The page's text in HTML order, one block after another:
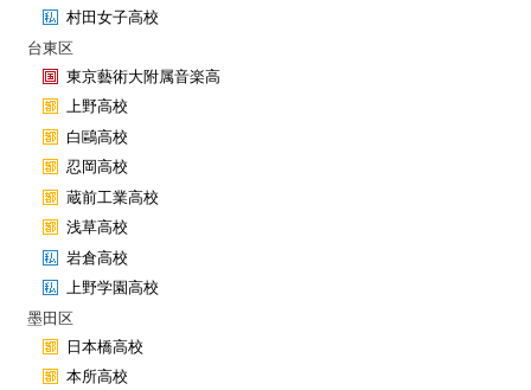
村田女子高校
台東区
東京藝術大附属音楽高
上野高校
白鷗高校
忍岡高校
蔵前工業高校
浅草高校
岩倉高校
上野学園高校
墨田区
日本橋高校
本所高校